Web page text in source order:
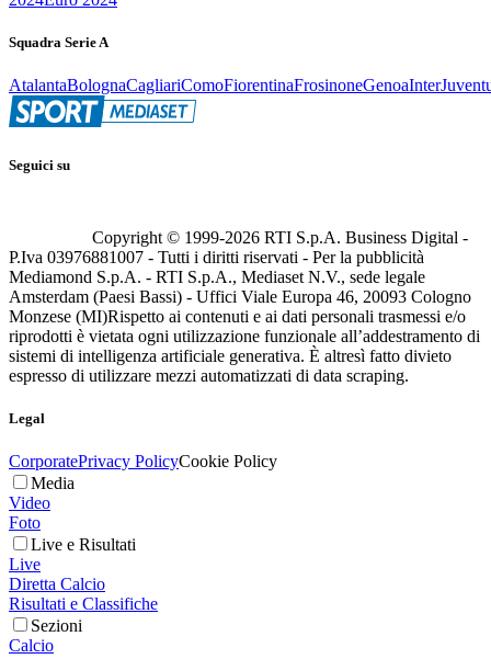
Squadra Serie A
AtalantaBolognaCagliariComoFiorentinaFrosinoneGenoaInter
Seguici su
Copyright © 1999-2026 RTI S.p.A. Business Digital -
P.Iva 03976881007 - Tutti i diritti riservati - Per la pubblicità
Mediamond S.p.A. - RTI S.p.A., Mediaset N.V., sede legale
Amsterdam (Paesi Bassi) - Uffici Viale Europa 46, 20093 Cologno
Monzese (MI)Rispetto ai contenuti e ai dati personali trasmessi e/o
riprodotti è vietata ogni utilizzazione funzionale all’addestramento di
sistemi di intelligenza artificiale generativa. È altresì fatto divieto
espresso di utilizzare mezzi automatizzati di data scraping.
Legal
CorporatePrivacy PolicyCookie Policy
Media
Video
Foto
Live e Risultati
Live
Diretta Calcio
Risultati e Classifiche
Sezioni
Calcio